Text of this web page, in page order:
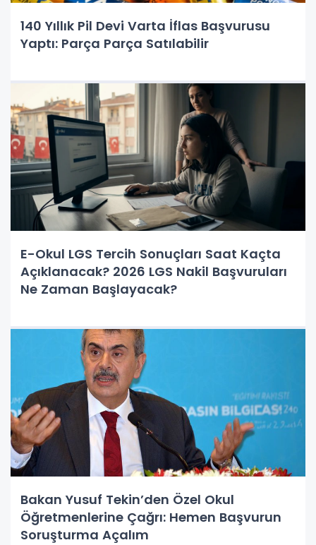
140 Yıllık Pil Devi Varta İflas Başvurusu
Yaptı: Parça Parça Satılabilir
E-Okul LGS Tercih Sonuçları Saat Kaçta
Açıklanacak? 2026 LGS Nakil Başvuruları
Ne Zaman Başlayacak?
Bakan Yusuf Tekin’den Özel Okul
Öğretmenlerine Çağrı: Hemen Başvurun
Soruşturma Açalım